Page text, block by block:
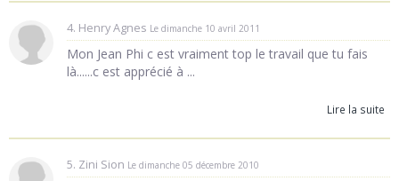
4. Henry Agnes Le dimanche 10 avril 2011
Mon Jean Phi c est vraiment top le travail que tu fais
là......c est apprécié à ...
Lire la suite
5. Zini Sion Le dimanche 05 décembre 2010